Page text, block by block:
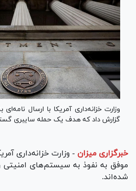
وزارت خزانه‌داری آمریکا با ارسال نامه‌ای
گزارش داد که هدف یک حمله سایبری
خبرگزاری میزان - وزارت خزانه‌داری
موفق به نفوذ به سیستم‌های امنیتی
شده‌اند.